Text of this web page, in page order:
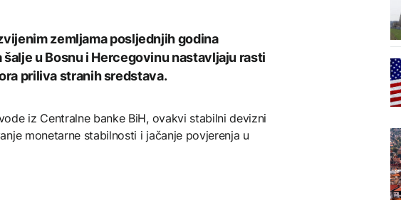
zemljama posljednjih godina
u Bosnu i Hercegovinu nastavljaju rasti
priliva stranih sredstava.
iz Centralne banke BiH, ovakvi stabilni devizni
monetarne stabilnosti i jačanje povjerenja u